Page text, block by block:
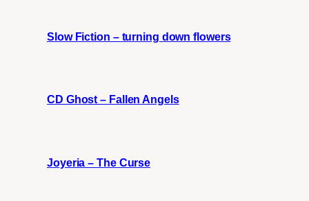
Slow Fiction – turning down flowers
CD Ghost – Fallen Angels
Joyeria – The Curse